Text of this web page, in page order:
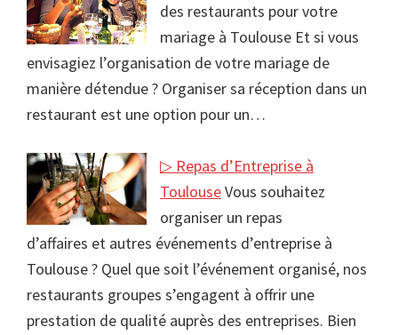
des restaurants pour votre
mariage à Toulouse Et si vous
envisagiez l’organisation de votre mariage de
manière détendue ? Organiser sa réception dans un
restaurant est une option pour un…
▷ Repas d’Entreprise à
ToulouseVous souhaitez
organiser un repas
d’affaires et autres événements d’entreprise à
Toulouse ? Quel que soit l’événement organisé, nos
restaurants groupes s’engagent à offrir une
prestation de qualité auprès des entreprises. Bien